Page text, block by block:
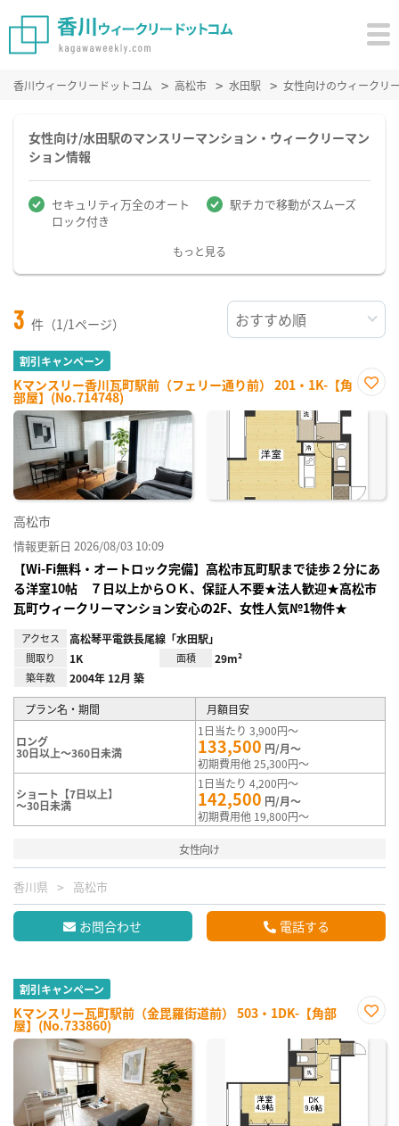
香川ウィークリードットコム 高松市 水田駅 女性向けのウィークリ
女性向け/水田駅のマンスリーマンション・ウィークリーマン
ション情報
セキュリティ万全のオート
ロック付き
駅チカで移動がスムーズ
もっと見る
3 件（1/1ページ）
割引キャンペーン
Kマンスリー香川瓦町駅前（フェリー通り前） 201・1K-【角
部屋】(No.714748)
に入
高松市
情報更新日 2026/08/03 10:09
【Wi-Fi無料・オートロック完備】高松市瓦町駅まで徒歩２分にあ
る洋室10帖 ７日以上からＯＫ、保証人不要★法人歓迎★高松市
瓦町ウィークリーマンション安心の2F、女性人気№1物件★
アクセス 高松琴平電鉄長尾線「水田駅」
間取り 1K 面積 29m²
築年数 2004年 12月 築
プラン名・期間 月額目安
ロング
30日以上～360日未満
1日当たり 3,900円～
133,500 円/月～
初期費用他 25,300円～
ショート【7日以上】
～30日未満
1日当たり 4,200円～
142,500 円/月～
初期費用他 19,800円～
女性向け
香川県 高松市
お問合わせ 電話する
割引キャンペーン
Kマンスリー瓦町駅前（金毘羅街道前） 503・1DK-【角部
屋】(No.733860)
に入
り登